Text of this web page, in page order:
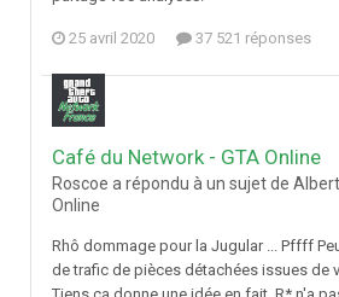
25 avril 2020 37 521 réponses
Café du Network - GTA Online
Roscoe a répondu à un sujet de
Online
Rhô dommage pour la Jugular ... Pffff
de trafic de pièces détachées issues de